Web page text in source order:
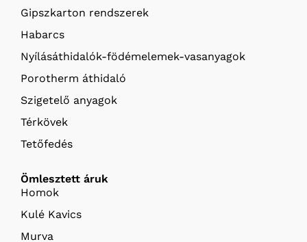
Gipszkarton rendszerek
Habarcs
Nyílásáthidalók-födémelemek-vasanyagok
Porotherm áthidaló
Szigetelő anyagok
Térkövek
Tetőfedés
Ömlesztett áruk
Homok
Kulé Kavics
Murva